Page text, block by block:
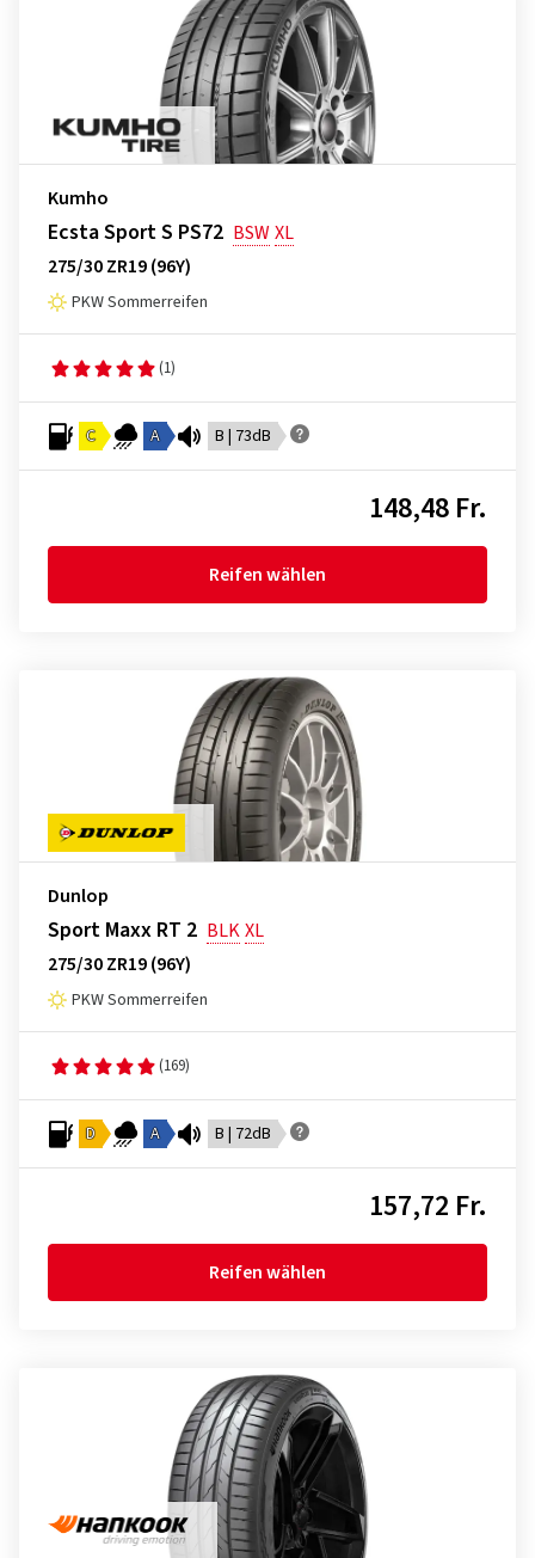
Kumho
Ecsta Sport S PS72 BSWXL
275/30 ZR19 (96Y)
PKW Sommerreifen
(1)
C A B | 73dB
148,48 Fr.
Reifen wählen
Dunlop
Sport Maxx RT 2 BLKXL
275/30 ZR19 (96Y)
PKW Sommerreifen
(169)
D A B | 72dB
157,72 Fr.
Reifen wählen